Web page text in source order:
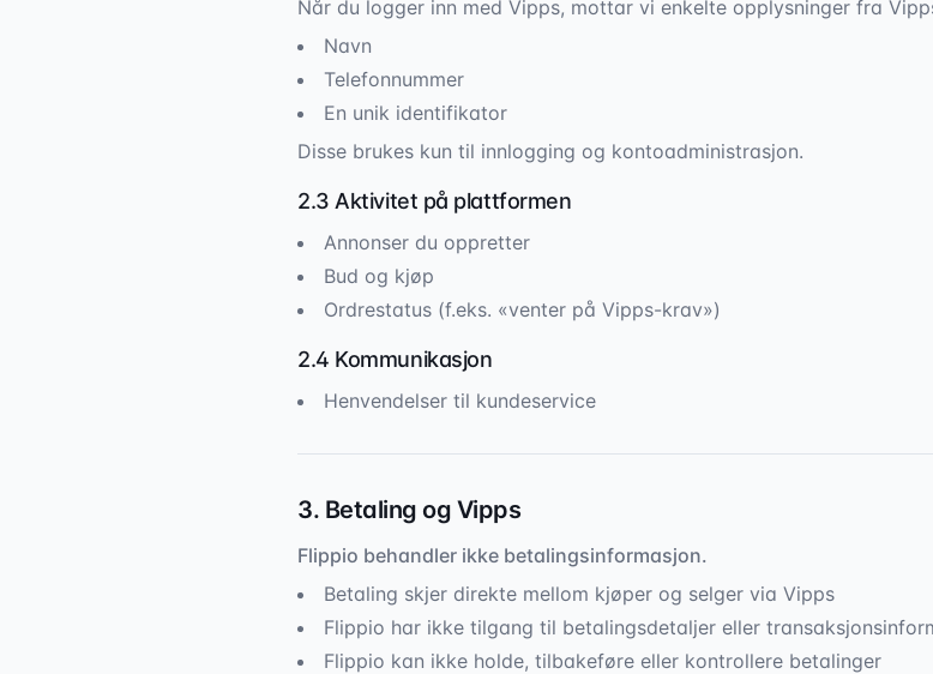
Når du logger inn med Vipps, mottar vi enkelte opplysninger fra
Navn
Telefonnummer
En unik identifikator
Disse brukes kun til innlogging og kontoadministrasjon.
2.3 Aktivitet på plattformen
Annonser du oppretter
Bud og kjøp
Ordrestatus (f.eks. «venter på Vipps-krav»)
2.4 Kommunikasjon
Henvendelser til kundeservice
3. Betaling og Vipps
Flippio behandler ikke betalingsinformasjon.
Betaling skjer direkte mellom kjøper og selger via Vipps
Flippio har ikke tilgang til betalingsdetaljer eller
Flippio kan ikke holde, tilbakeføre eller kontrollere betalinger